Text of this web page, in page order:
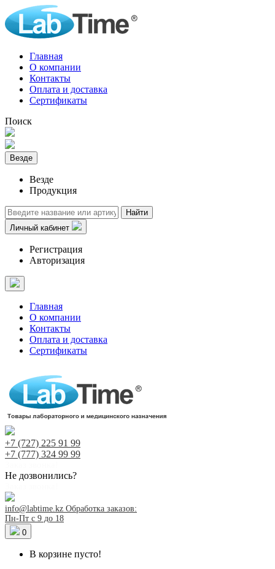
Главная
О компании
Контакты
Оплата и доставка
Сертификаты
Поиск
Везде
Везде
Продукция
Найти
Личный кабинет
Регистрация
Авторизация
Главная
О компании
Контакты
Оплата и доставка
Сертификаты
+7 (727) 225 91 99
+7 (777) 324 99 99
Не дозвонились?
info@labtime.kz Обработка заказов:
Пн-Пт с 9 до 18
0
В корзине пусто!